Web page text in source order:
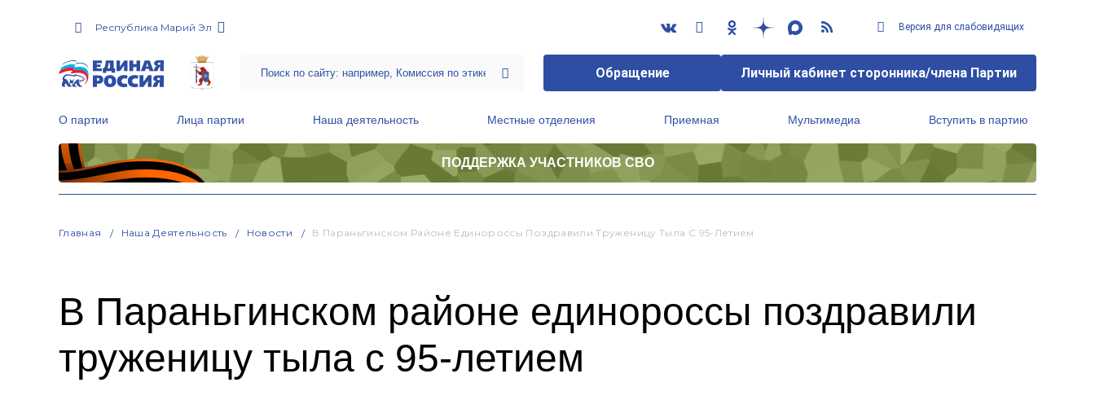
Республика Марий Эл Версия для слабовидящих
Обращение Личный кабинет сторонника/члена Партии
О партии Лица партии Наша деятельность Местные отделения Приемная Мультимедиа Вступить в партию
ПОДДЕРЖКА УЧАСТНИКОВ СВО
Главная Наша Деятельность Новости В Параньгинском Районе Единороссы Поздравили Труженицу Тыла С 95-Летием
В Параньгинском районе единороссы поздравили
труженицу тыла с 95-летием